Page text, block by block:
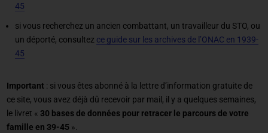
45
si vous recherchez un ancien combattant, un travailleur du STO, ou
un déporté, consultez ce guide sur les archives de l’ONAC en 1939-
45
Important : si vous êtes abonné à la lettre d’information gratuite de
ce site, vous avez déjà dû recevoir par mail, il y a quelques semaines,
le livret « 30 bases de données pour retracer le parcours de votre
famille en 39-45 ».